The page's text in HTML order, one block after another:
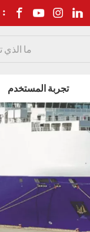
شارك إلى :
تجربة المستخدم